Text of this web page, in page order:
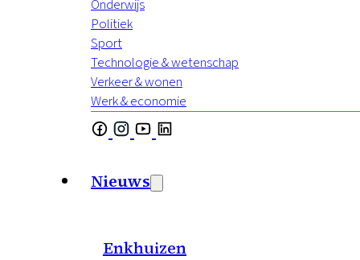
Onderwijs
Politiek
Sport
Technologie & wetenschap
Verkeer & wonen
Werk & economie
Nieuws
Enkhuizen